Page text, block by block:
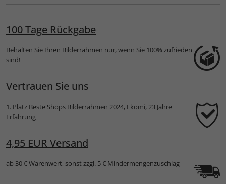
100 Tage Rückgabe
Behalten Sie Ihren Bilderrahmen nur, wenn Sie 100% zufrieden
sind!
Vertrauen Sie uns
1. Platz Beste Shops Bilderrahmen 2024, Ekomi, 23 Jahre
Erfahrung
4,95 EUR Versand
ab 30 € Warenwert, sonst zzgl. 5 € Mindermengenzuschlag